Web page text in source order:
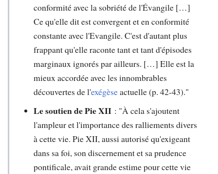
conformité avec la sobriété de l'Évangile […]
Ce qu'elle dit est convergent et en conformité
constante avec l'Evangile. C'est d'autant plus
frappant qu'elle raconte tant et tant d'épisodes
marginaux ignorés par ailleurs. […] Elle est la
mieux accordée avec les innombrables
découvertes de l'exégèseactuelle (p. 42-43)."
Le soutien de Pie XII: "À cela s'ajoutent
l'ampleur et l'importance des ralliements divers
à cette vie. Pie XII, aussi autorisé qu'exigeant
dans sa foi, son discernement et sa prudence
pontificale, avait grande estime pour cette vie